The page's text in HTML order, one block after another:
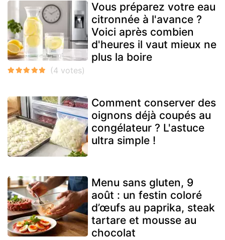
Vous préparez votre eau
citronnée à l'avance ?
Voici après combien
d'heures il vaut mieux ne
plus la boire
Comment conserver des
oignons déjà coupés au
congélateur ? L'astuce
ultra simple !
Menu sans gluten, 9
août : un festin coloré
d’œufs au paprika, steak
tartare et mousse au
chocolat